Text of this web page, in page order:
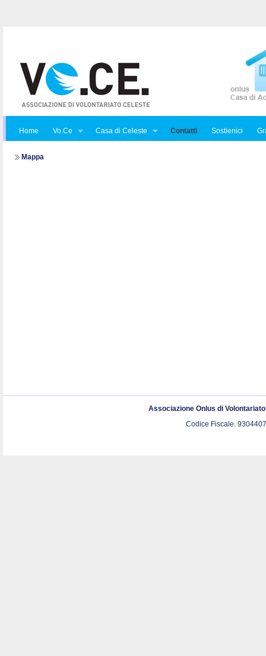
Home Vo.Ce Casa di Celeste Contatti Sostienici
Mappa
Associazione Onlus di
Codice Fiscale.